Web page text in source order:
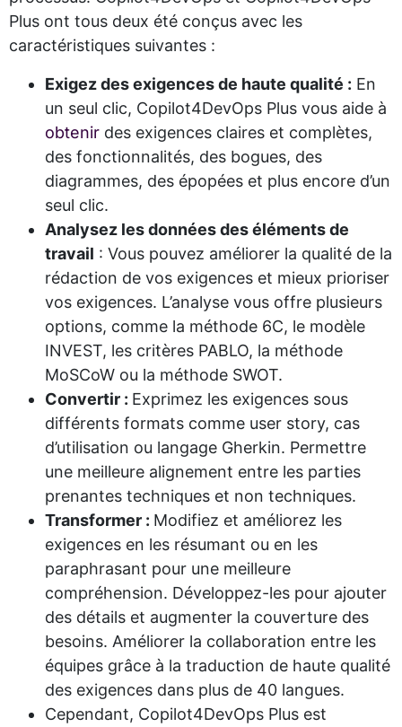
Plus ont tous deux été conçus avec les
caractéristiques suivantes :
Exigez des exigences de haute qualité : En
un seul clic, Copilot4DevOps Plus vous aide à
obtenir des exigences claires et complètes,
des fonctionnalités, des bogues, des
diagrammes, des épopées et plus encore d’un
seul clic.
Analysez les données des éléments de
travail : Vous pouvez améliorer la qualité de la
rédaction de vos exigences et mieux prioriser
vos exigences. L’analyse vous offre plusieurs
options, comme la méthode 6C, le modèle
INVEST, les critères PABLO, la méthode
MoSCoW ou la méthode SWOT.
Convertir : Exprimez les exigences sous
différents formats comme user story, cas
d’utilisation ou langage Gherkin. Permettre
une meilleure alignement entre les parties
prenantes techniques et non techniques.
Transformer : Modifiez et améliorez les
exigences en les résumant ou en les
paraphrasant pour une meilleure
compréhension. Développez-les pour ajouter
des détails et augmenter la couverture des
besoins. Améliorer la collaboration entre les
équipes grâce à la traduction de haute qualité
des exigences dans plus de 40 langues.
Cependant, Copilot4DevOps Plus est